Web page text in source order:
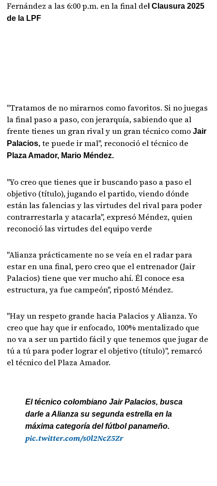
Fernández a las 6:00 p.m. en la final de l Clausura 2025
de la LPF
"Tratamos de no mirarnos como favoritos. Si no juegas
la final paso a paso, con jerarquía, sabiendo que al
frente tienes un gran rival y un gran técnico comoJair
Palacios, te puede ir mal", reconoció el técnico de
Plaza Amador, Mario Méndez.
"Yo creo que tienes que ir buscando paso a paso el
objetivo (título), jugando el partido, viendo dónde
están las falencias y las virtudes del rival para poder
contrarrestarla y atacarla", expresó Méndez, quien
reconoció las virtudes del equipo verde
"Alianza prácticamente no se veía en el radar para
estar en una final, pero creo que el entrenador (Jair
Palacios) tiene que ver mucho ahí. Él conoce esa
estructura, ya fue campeón", ripostó Méndez.
"Hay un respeto grande hacia Palacios y Alianza. Yo
creo que hay que ir enfocado, 100% mentalizado que
no va a ser un partido fácil y que tenemos que jugar de
tú a tú para poder lograr el objetivo (título)", remarcó
el técnico del Plaza Amador.
El técnico colombiano Jair Palacios, busca
darle a Alianza su segunda estrella en la
máxima categoría del fútbol panameño.
pic.twitter.com/s0l2NcZ5Zr